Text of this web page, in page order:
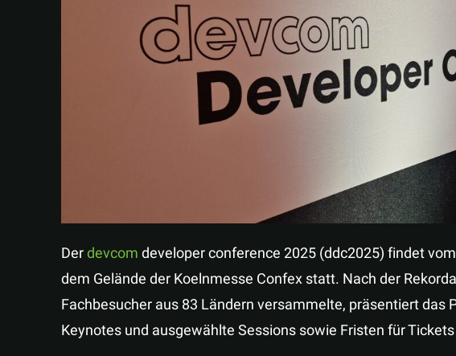
Derdevcomdeveloper conference 2025 (ddc2025) findet
dem Gelände der Koelnmesse Confex statt. Nach der
Fachbesucher aus 83 Ländern versammelte, präsentiert das
Keynotes und ausgewählte Sessions sowie Fristen für